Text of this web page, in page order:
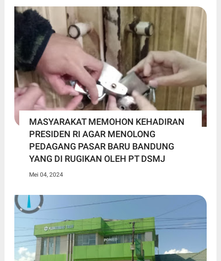
MASYARAKAT MEMOHON KEHADIRAN
PRESIDEN RI AGAR MENOLONG
PEDAGANG PASAR BARU BANDUNG
YANG DI RUGIKAN OLEH PT DSMJ
Mei 04, 2024